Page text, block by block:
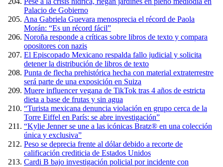
Palacio de Gobierno
Ana Gabriela Guevara menosprecia el récord de Paola
Morán: “Es un récord fácil”
Noroña responde a críticas sobre libros de texto y compara
opositores con nazis
El Episcopado Mexicano respalda fallo judicial y solicita
detener la distribución de libros de texto
Punta de flecha prehistórica hecha con material extraterrestre
será parte de una exposición en Suiza
Muere influencer vegana de TikTok tras 4 años de estricta
dieta a base de frutas y sin agua
“Turista mexicana denuncia violación en grupo cerca de la
Torre Eiffel en París: se abre investigación”
“Kylie Jenner se une a las icónicas Bratz® en una colección
única y exclusiva”
Peso se deprecia frente al dólar debido a recorte de
calificación crediticia de Estados Unidos
Cardi B bajo investigación policial por incidente con